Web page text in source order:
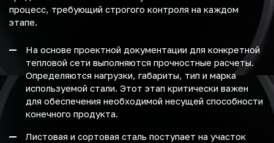
процесс, требующий строгого контроля на каждом
этапе.
На основе проектной документации для конкретной
тепловой сети выполняются прочностные расчеты.
Определяются нагрузки, габариты, тип и марка
используемой стали. Этот этап критически важен
для обеспечения необходимой несущей способности
конечного продукта.
Листовая и сортовая сталь поступает на участок